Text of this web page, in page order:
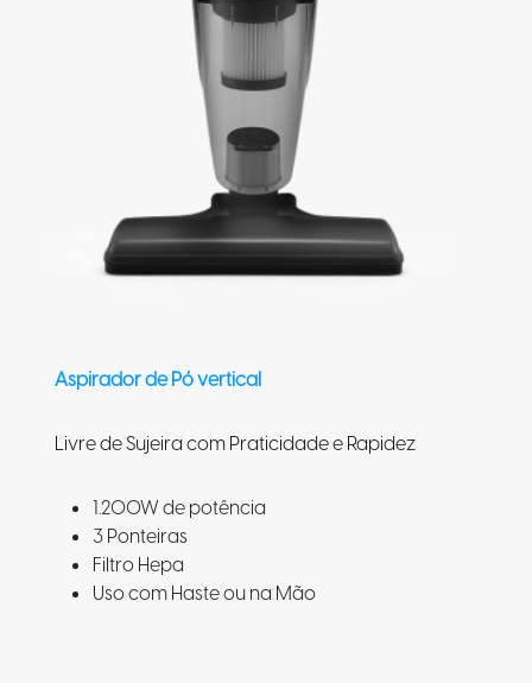
Aspirador de Pó vertical
Livre de Sujeira com Praticidade e Rapidez
1.200W de potência
3 Ponteiras
Filtro Hepa
Uso com Haste ou na Mão